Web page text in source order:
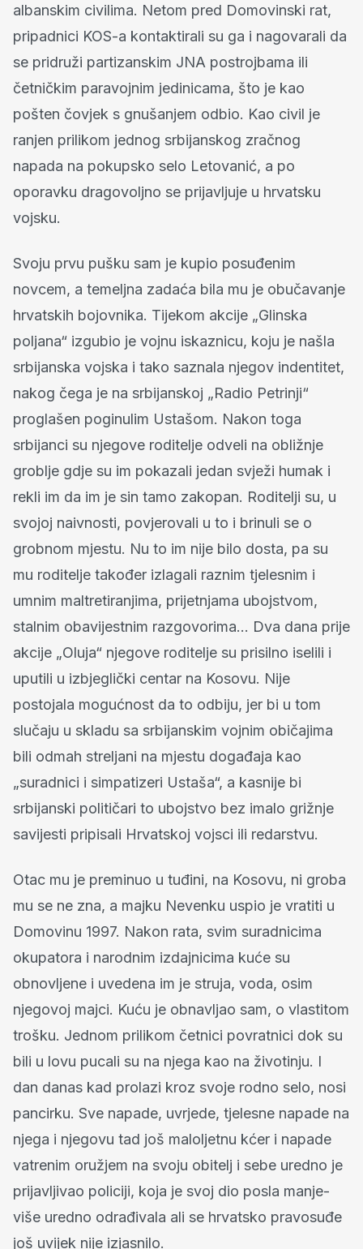
albanskim civilima. Netom pred Domovinski rat,
pripadnici KOS-a kontaktirali su ga i nagovarali da
se pridruži partizanskim JNA postrojbama ili
četničkim paravojnim jedinicama, što je kao
pošten čovjek s gnušanjem odbio. Kao civil je
ranjen prilikom jednog srbijanskog zračnog
napada na pokupsko selo Letovanić, a po
oporavku dragovoljno se prijavljuje u hrvatsku
vojsku.
Svoju prvu pušku sam je kupio posuđenim
novcem, a temeljna zadaća bila mu je obučavanje
hrvatskih bojovnika. Tijekom akcije „Glinska
poljana“ izgubio je vojnu iskaznicu, koju je našla
srbijanska vojska i tako saznala njegov indentitet,
nakog čega je na srbijanskoj „Radio Petrinji“
proglašen poginulim Ustašom. Nakon toga
srbijanci su njegove roditelje odveli na obližnje
groblje gdje su im pokazali jedan svježi humak i
rekli im da im je sin tamo zakopan. Roditelji su, u
svojoj naivnosti, povjerovali u to i brinuli se o
grobnom mjestu. Nu to im nije bilo dosta, pa su
mu roditelje također izlagali raznim tjelesnim i
umnim maltretiranjima, prijetnjama ubojstvom,
stalnim obavijestnim razgovorima… Dva dana prije
akcije „Oluja“ njegove roditelje su prisilno iselili i
uputili u izbjeglički centar na Kosovu. Nije
postojala mogućnost da to odbiju, jer bi u tom
slučaju u skladu sa srbijanskim vojnim običajima
bili odmah streljani na mjestu događaja kao
„suradnici i simpatizeri Ustaša“, a kasnije bi
srbijanski političari to ubojstvo bez imalo grižnje
savijesti pripisali Hrvatskoj vojsci ili redarstvu.
Otac mu je preminuo u tuđini, na Kosovu, ni groba
mu se ne zna, a majku Nevenku uspio je vratiti u
Domovinu 1997. Nakon rata, svim suradnicima
okupatora i narodnim izdajnicima kuće su
obnovljene i uvedena im je struja, voda, osim
njegovoj majci. Kuću je obnavljao sam, o vlastitom
trošku. Jednom prilikom četnici povratnici dok su
bili u lovu pucali su na njega kao na životinju. I
dan danas kad prolazi kroz svoje rodno selo, nosi
pancirku. Sve napade, uvrjede, tjelesne napade na
njega i njegovu tad još maloljetnu kćer i napade
vatrenim oružjem na svoju obitelj i sebe uredno je
prijavljivao policiji, koja je svoj dio posla manje-
više uredno odrađivala ali se hrvatsko pravosuđe
još uvijek nije izjasnilo.